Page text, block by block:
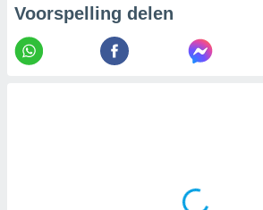
Voorspelling delen